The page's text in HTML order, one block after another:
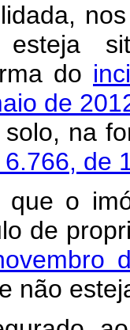
do
de
solo, na
6.766,
o
de
não